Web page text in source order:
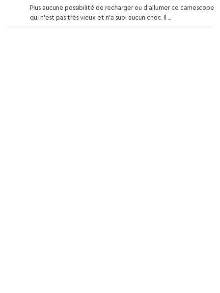
Plus aucune possibilité de recharger ou d'allumer ce camescope
qui n'est pas très vieux et n'a subi aucun choc. Il ...